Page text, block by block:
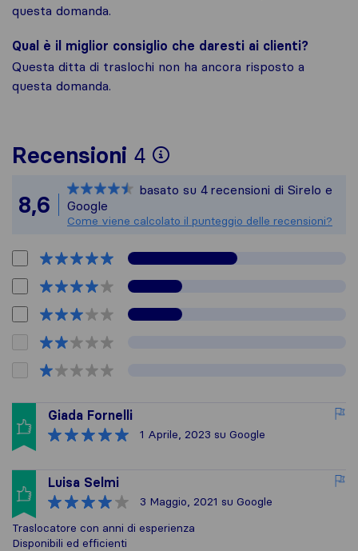
questa domanda.
Qual è il miglior consiglio che daresti ai clienti?
Questa ditta di traslochi non ha ancora risposto a
questa domanda.
Recensioni 4
Per avere un
Tutte le recensioni
8,6
basato su 4 recensioni di Sirelo e
Google
Come viene calcolato il punteggio delle recensioni?
Giada Fornelli
1 Aprile, 2023 su Google
Luisa Selmi
3 Maggio, 2021 su Google
Traslocatore con anni di esperienza
Disponibili ed efficienti